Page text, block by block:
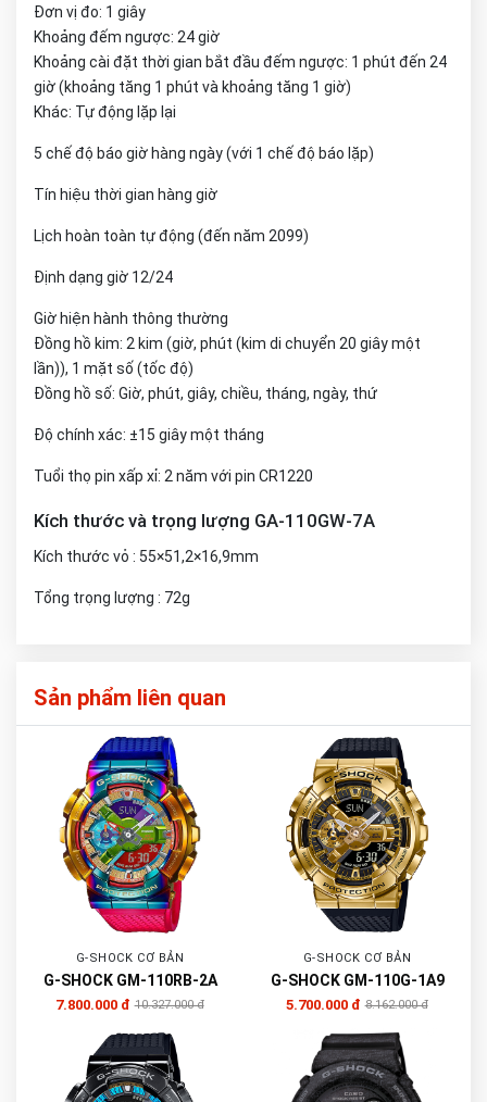
Đơn vị đo: 1 giây
Khoảng đếm ngược: 24 giờ
Khoảng cài đặt thời gian bắt đầu đếm ngược: 1 phút đến 24
giờ (khoảng tăng 1 phút và khoảng tăng 1 giờ)
Khác: Tự động lặp lại
5 chế độ báo giờ hàng ngày (với 1 chế độ báo lặp)
Tín hiệu thời gian hàng giờ
Lịch hoàn toàn tự động (đến năm 2099)
Định dạng giờ 12/24
Giờ hiện hành thông thường
Đồng hồ kim: 2 kim (giờ, phút (kim di chuyển 20 giây một
lần)), 1 mặt số (tốc độ)
Đồng hồ số: Giờ, phút, giây, chiều, tháng, ngày, thứ
Độ chính xác: ±15 giây một tháng
Tuổi thọ pin xấp xỉ: 2 năm với pin CR1220
Kích thước và trọng lượng GA-110GW-7A
Kích thước vỏ : 55×51,2×16,9mm
Tổng trọng lượng : 72g
Sản phẩm liên quan
G-SHOCK CƠ BẢN
G-SHOCK GM-110RB-2A
7.800.000 đ 10.327.000 đ
G-SHOCK CƠ BẢN
G-SHOCK GM-110G-1A9
5.700.000 đ 8.162.000 đ